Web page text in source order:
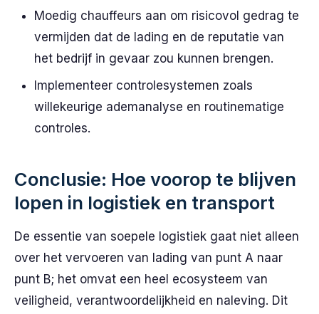
Moedig chauffeurs aan om risicovol gedrag te
vermijden dat de lading en de reputatie van
het bedrijf in gevaar zou kunnen brengen.
Implementeer controlesystemen zoals
willekeurige ademanalyse en routinematige
controles.
Conclusie: Hoe voorop te blijven
lopen in logistiek en transport
De essentie van soepele logistiek gaat niet alleen
over het vervoeren van lading van punt A naar
punt B; het omvat een heel ecosysteem van
veiligheid, verantwoordelijkheid en naleving. Dit